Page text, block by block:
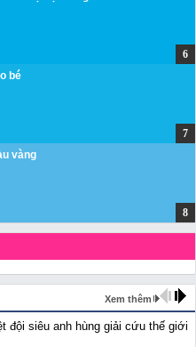
bé
vàng
Xem thêm
đội siêu anh hùng giải cứu thế giới